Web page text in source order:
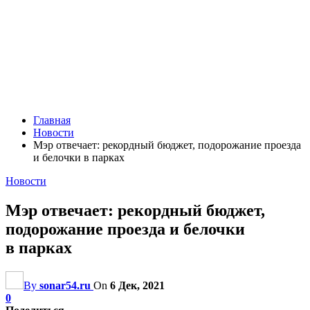
Главная
Новости
Мэр отвечает: рекордный бюджет, подорожание проезда
и белочки в парках
Новости
Мэр отвечает: рекордный бюджет,
подорожание проезда и белочки
в парках
By sonar54.ru On 6 Дек, 2021
0